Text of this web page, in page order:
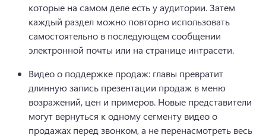
которые на самом деле есть у аудитории. Затем
каждый раздел можно повторно использовать
самостоятельно в последующем сообщении
электронной почты или на странице интрасети.
Видео о поддержке продаж: главы превратит
длинную запись презентации продаж в меню
возражений, цен и примеров. Новые представители
могут вернуться к одному сегменту видео о
продажах перед звонком, а не перенасмотреть весь